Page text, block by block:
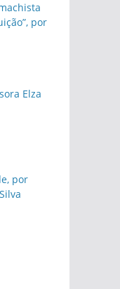
por
Elza
por